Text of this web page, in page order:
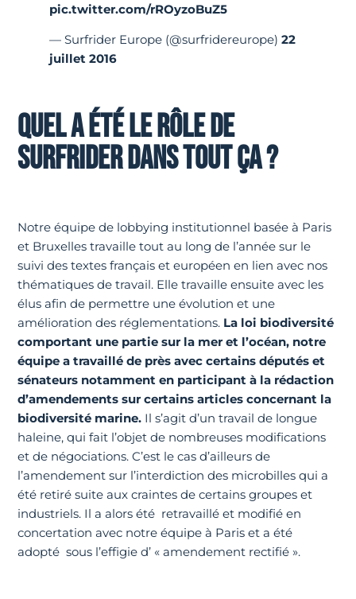
pic.twitter.com/rROyzoBuZ5
— Surfrider Europe (@surfridereurope)22
juillet 2016
QUEL A ÉTÉ LE RÔLE DE
SURFRIDER DANS TOUT ÇA ?
Notre équipe de lobbying institutionnel basée à Paris
et Bruxelles travaille tout au long de l’année sur le
suivi des textes français et européen en lien avec nos
thématiques de travail. Elle travaille ensuite avec les
élus afin de permettre une évolution et une
amélioration des réglementations. La loi biodiversité
comportant une partie sur la mer et l’océan, notre
équipe a travaillé de près avec certains députés et
sénateurs notamment en participant à la rédaction
d’amendements sur certains articles concernant la
biodiversité marine. Il s’agit d’un travail de longue
haleine, qui fait l’objet de nombreuses modifications
et de négociations. C’est le cas d’ailleurs de
l’amendement sur l’interdiction des microbilles qui a
été retiré suite aux craintes de certains groupes et
industriels. Il a alors été retravaillé et modifié en
concertation avec notre équipe à Paris et a été
adopté sous l’effigie d’ « amendement rectifié ».